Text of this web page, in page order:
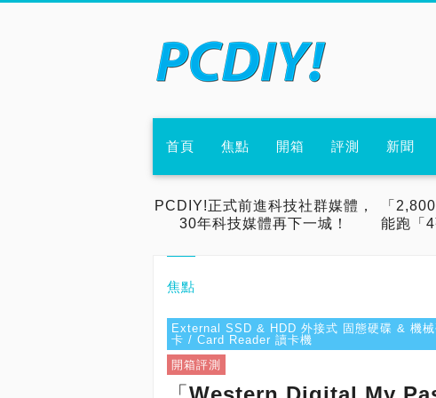
首頁 焦點 開箱 評測 新聞
PCDIY!正式前進科技社群媒體，
30年科技媒體再下一城！
「
能跑「
焦點
External SSD & HDD 外接式 固態硬碟 & 機
卡 / Card Reader 讀卡機
開箱評測